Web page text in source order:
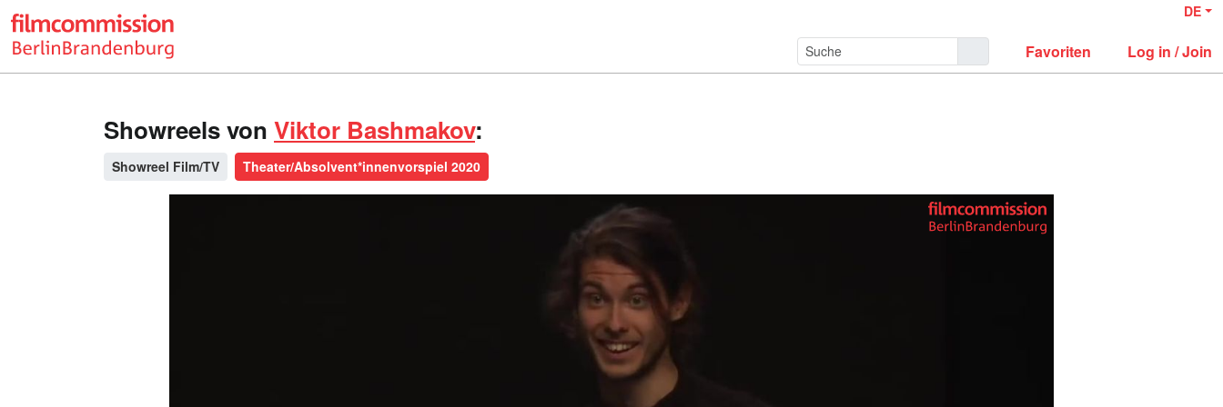
DE
Favoriten Log in / Join
Showreels von Viktor Bashmakov:
Showreel Film/TV Theater/Absolvent*innenvorspiel 2020